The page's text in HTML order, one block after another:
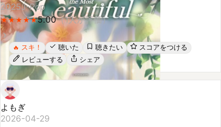
★
★★
★★
★★
★★
★5.00 （1人が評価）
🔥スキ！ 聴いた 聴きたい スコアをつける
レビューする シェア
よもぎ
2026-04-29
★
★★
★★
★ ★★ ★
★5.00